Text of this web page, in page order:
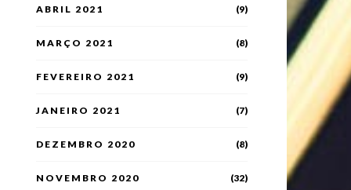
ABRIL 2021 (9)
MARÇO 2021 (8)
FEVEREIRO 2021 (9)
JANEIRO 2021 (7)
DEZEMBRO 2020 (8)
NOVEMBRO 2020 (32)